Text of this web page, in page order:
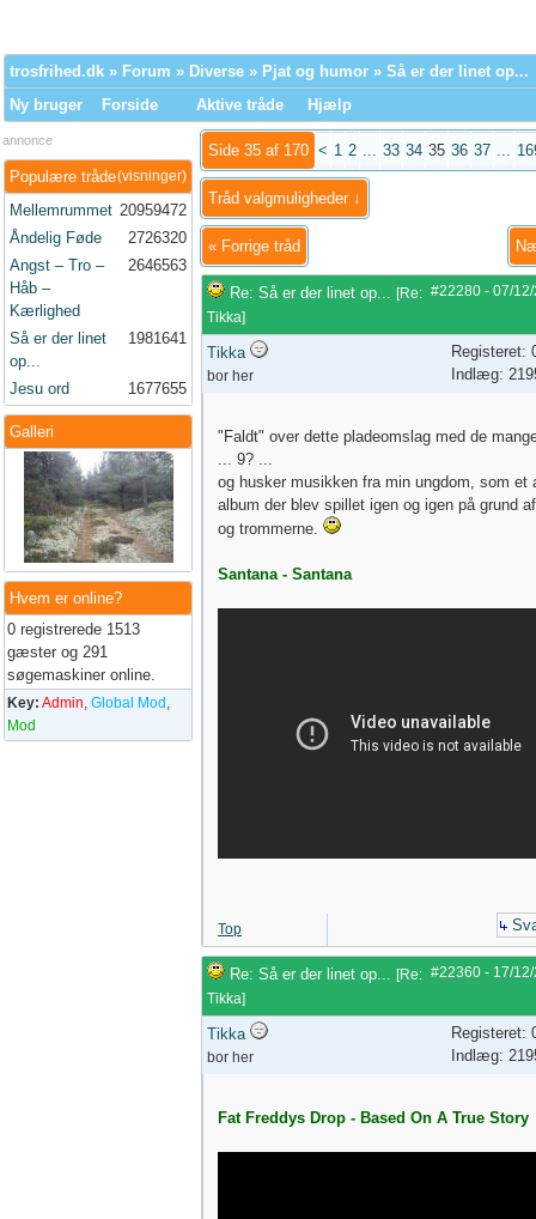
trosfrihed.dk » Forum » Diverse » Pjat og humor » Så er der linet op...
Ny bruger
Forside Aktive tråde Hjælp
annonce
(visninger)
Populære tråde
Mellemrummet 20959472
Åndelig Føde
2726320
Angst – Tro –
Håb –
Kærlighed
2646563
Så er der linet
op...
1981641
Jesu ord 1677655
Galleri
Hvem er online?
0 registrerede 1513
gæster og 291
søgemaskiner online.
Key: Admin, Global Mod ,
Mod
Side 35 af 170 < 1 2 ... 33 34 35 36 37 ...
Tråd valgmuligheder ↓
« Forrige tråd
#22280 - 07/
Re: Så er der linet op... [Re:
Tikka]
Tikka
bor her
Registeret:
Indlæg:
"Faldt" over dette pladeomslag med de
... 9? ...
og husker musikken fra min ungdom, som et
album der blev spillet igen og igen på grund
og trommerne.
Santana - Santana
Top
#22360 - 17/
Re: Så er der linet op... [Re:
Tikka]
Tikka
bor her
Registeret:
Indlæg:
Fat Freddys Drop - Based On A True Story